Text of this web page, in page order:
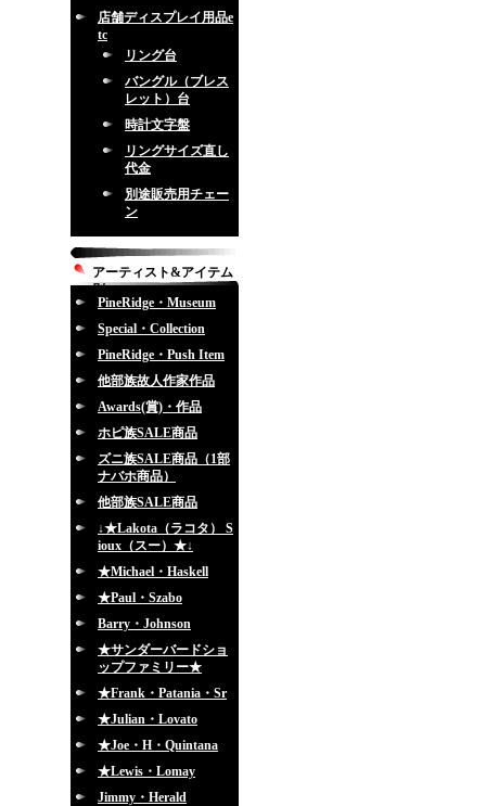
店舗ディスプレイ用品e
tc
リング台
バングル（ブレス
レット）台
時計文字盤
リングサイズ直し
代金
別途販売用チェー
ン
アーティスト&アイテム
別
PineRidge・Museum
Special・Collection
PineRidge・Push Item
他部族故人作家作品
Awards(賞)・作品
ホピ族SALE商品
ズニ族SALE商品（1部
ナバホ商品）
他部族SALE商品
↓★Lakota（ラコタ） S
ioux（スー）★↓
★Michael・Haskell
★Paul・Szabo
Barry・Johnson
★サンダーバードショ
ップファミリー★
★Frank・Patania・Sr
★Julian・Lovato
★Joe・H・Quintana
★Lewis・Lomay
Jimmy・Herald